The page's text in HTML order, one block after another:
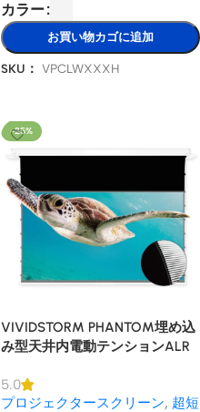
カラー
お買い物カゴに追加
SKU： VPCLWXXXH
-25%
VIVIDSTORM PHANTOM埋め込
み型天井内電動テンションALR
5.0
プロジェクタースクリーン, 超短